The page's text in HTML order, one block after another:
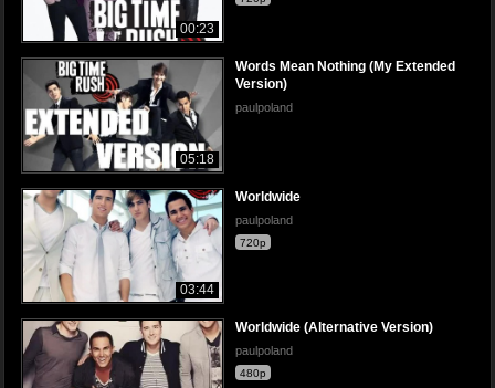
00:23
05:18
Words Mean Nothing (My Extended
Version)
paulpoland
03:44
Worldwide
paulpoland
720p
Worldwide (Alternative Version)
paulpoland
480p